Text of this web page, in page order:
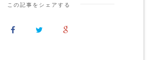
この記事をシェアする